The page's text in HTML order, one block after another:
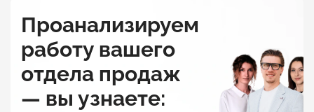
Проанализируем
работу вашего
отдела продаж
— вы узнаете: